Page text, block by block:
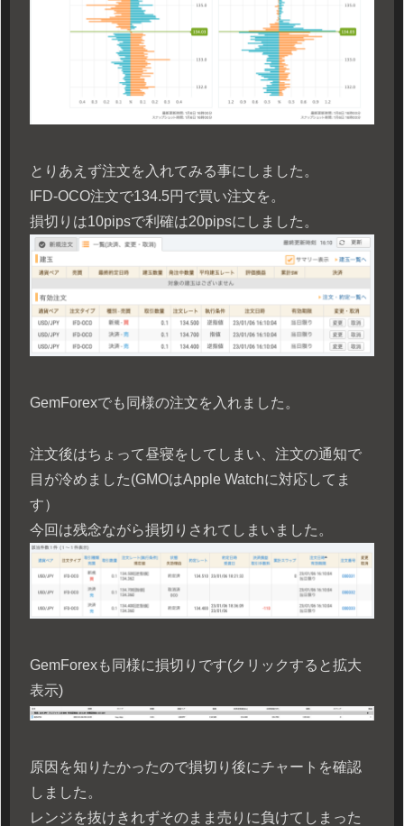
とりあえず注文を入れてみる事にしました。
IFD-OCO注文で134.5円で買い注文を。
損切りは10pipsで利確は20pipsにしました。
GemForexでも同様の注文を入れました。
注文後はちょって昼寝をしてしまい、注文の通知で
目が冷めました(GMOはApple Watchに対応してま
す）
今回は残念ながら損切りされてしまいました。
GemForexも同様に損切りです(クリックすると拡大
表示)
原因を知りたかったので損切り後にチャートを確認
しました。
レンジを抜けきれずそのまま売りに負けてしまった